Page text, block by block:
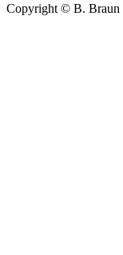
Copyright © B. Braun